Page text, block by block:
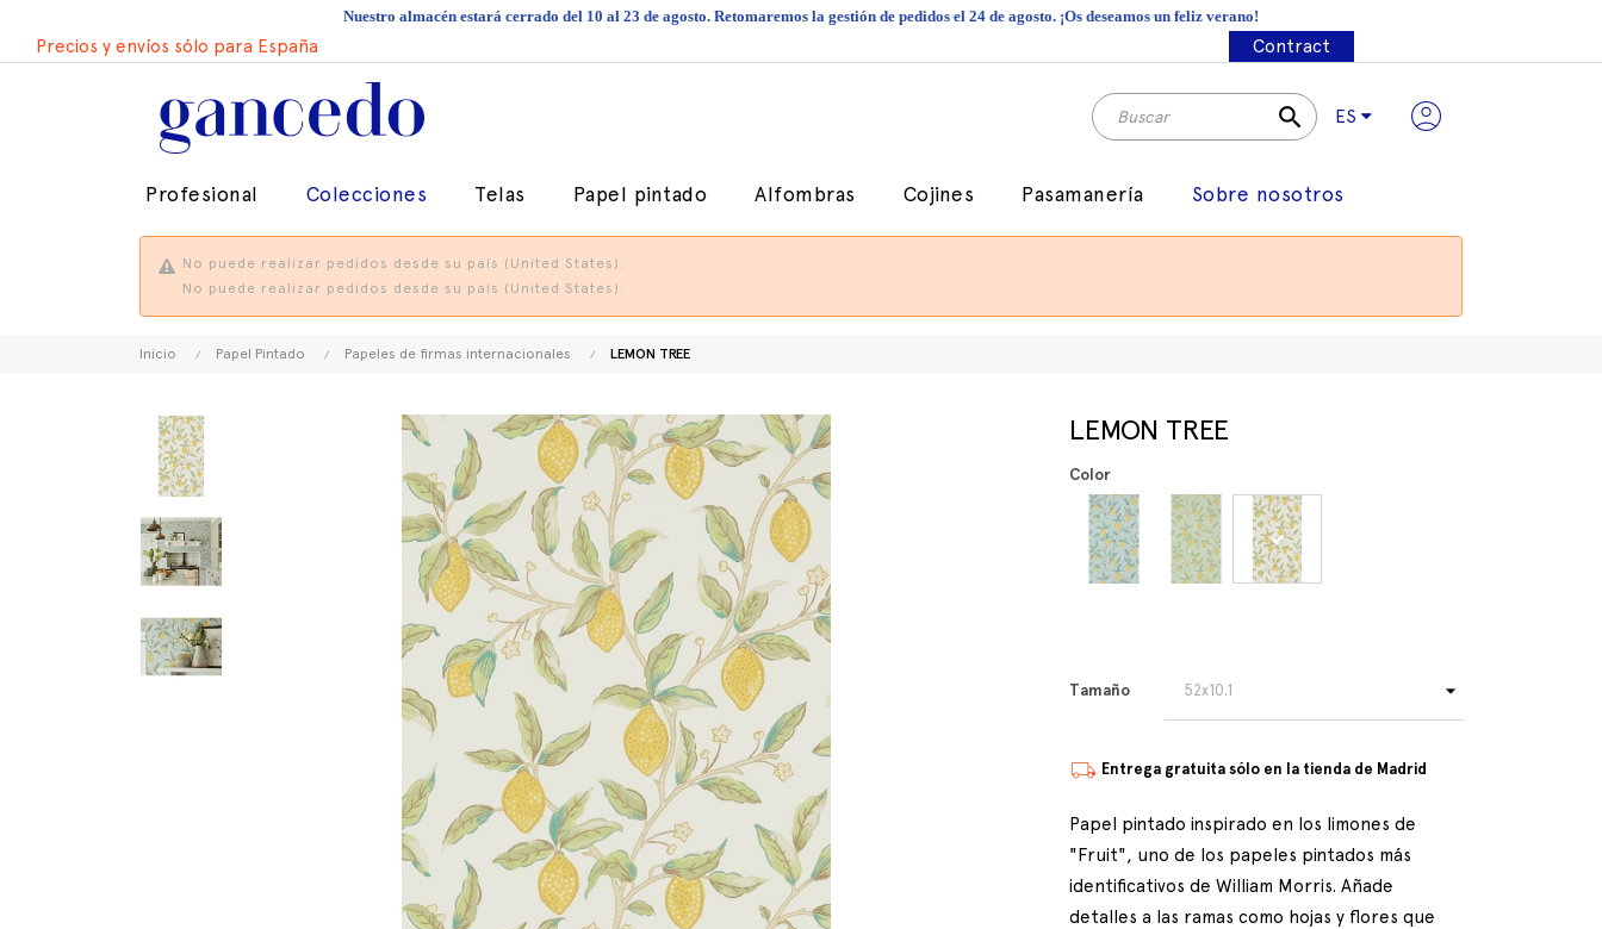
Nuestro almacén estará cerrado del 10 al 23 de agosto. Retomaremos la gestión de pedidos el 24 de agosto. ¡Os deseamos un feliz verano!
Precios y envíos sólo para España Contract
search ES
Profesional Colecciones Telas Papel pintado Alfombras Cojines Pasamanería Sobre nosotros
No puede realizar pedidos desde su país (United States).
No puede realizar pedidos desde su país (United States).
Inicio Papel Pintado Papeles de firmas internacionales LEMON TREE
LEMON TREE
Color
Tamaño
Entrega gratuita sólo en la tienda de Madrid
Papel pintado inspirado en los limones de
"Fruit", uno de los papeles pintados más
identificativos de William Morris. Añade
detalles a las ramas como hojas y flores que